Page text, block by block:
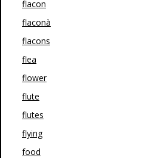
flacon
flaconà
flacons
flea
flower
flute
flutes
flying
food